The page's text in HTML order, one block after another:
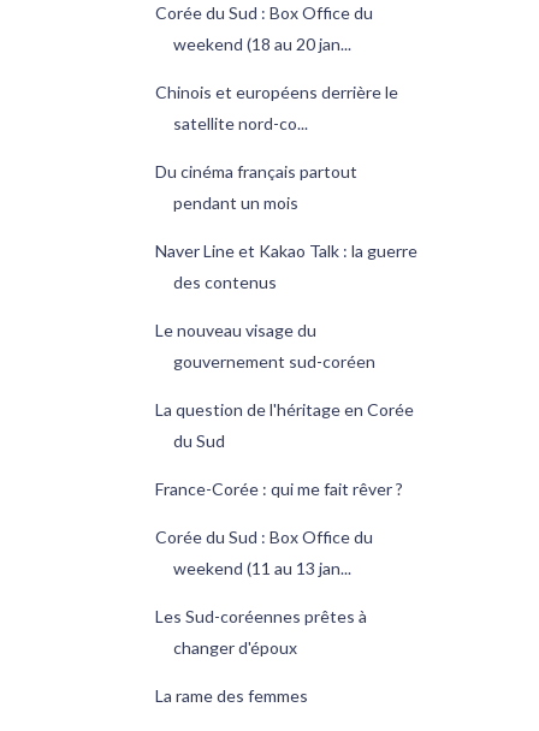
Corée du Sud : Box Office du
weekend (18 au 20 jan...
Chinois et européens derrière le
satellite nord-co...
Du cinéma français partout
pendant un mois
Naver Line et Kakao Talk : la guerre
des contenus
Le nouveau visage du
gouvernement sud-coréen
La question de l'héritage en Corée
du Sud
France-Corée : qui me fait rêver ?
Corée du Sud : Box Office du
weekend (11 au 13 jan...
Les Sud-coréennes prêtes à
changer d'époux
La rame des femmes